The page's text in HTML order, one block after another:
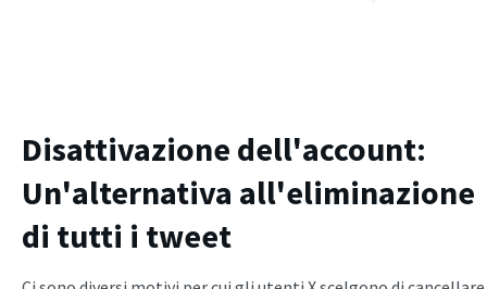
Disattivazione dell'account:
Un'alternativa all'eliminazione
di tutti i tweet